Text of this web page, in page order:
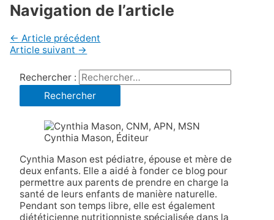
Navigation de l’article
← Article précédent
Article suivant →
Rechercher :
Cynthia Mason, Éditeur
Cynthia Mason est pédiatre, épouse et mère de
deux enfants. Elle a aidé à fonder ce blog pour
permettre aux parents de prendre en charge la
santé de leurs enfants de manière naturelle.
Pendant son temps libre, elle est également
diététicienne nutritionniste spécialisée dans la